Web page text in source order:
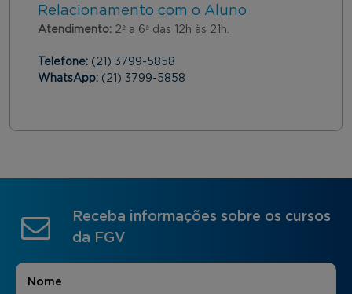
Relacionamento com o Aluno
Atendimento: 2ª a 6ª das 12h às 21h.
Telefone: (21) 3799-5858
WhatsApp: (21) 3799-5858
Receba informações sobre os cursos
da FGV
Nome